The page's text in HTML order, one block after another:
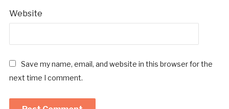
Website
Save my name, email, and website in this browser for the
next time I comment.